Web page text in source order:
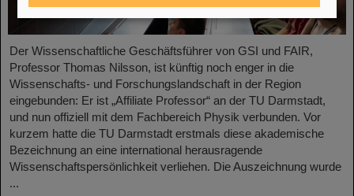
Der Wissenschaftliche Geschäftsführer von GSI und FAIR,
Professor Thomas Nilsson, ist künftig noch enger in die
Wissenschafts- und Forschungslandschaft in der Region
eingebunden: Er ist „Affiliate Professor“ an der TU Darmstadt,
und nun offiziell mit dem Fachbereich Physik verbunden. Vor
kurzem hatte die TU Darmstadt erstmals diese akademische
Bezeichnung an eine international herausragende
Wissenschaftspersönlichkeit verliehen. Die Auszeichnung wurde
...